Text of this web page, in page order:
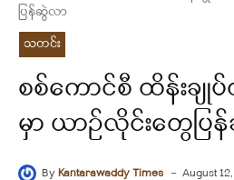
ပြန်ဆွဲလာ
သတင်း
စစ်ကောင်စီ ထိန်းချုပ်
မှာ ယာဥ်လိုင်းတွေပြ
ByKantarawaddy Times - August